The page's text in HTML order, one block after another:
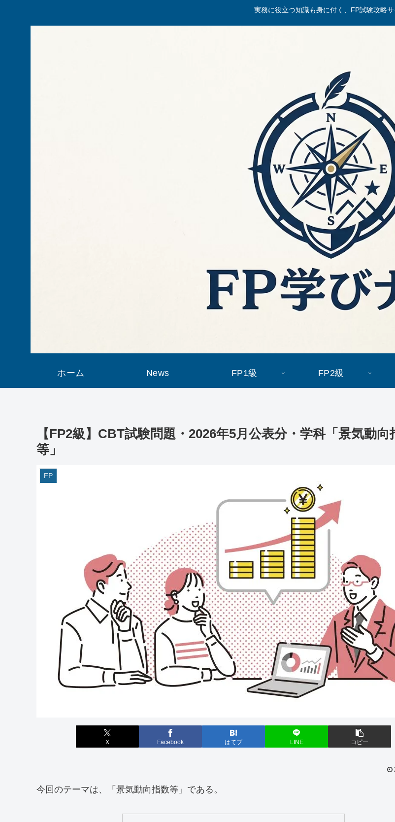
実務に役立つ知識も身に付く、FP試験攻略サ
ホーム News FP1級 FP2級
【FP2級】CBT試験問題・2026年5月公表分・学科「景気動向
等」
FP
X Facebook はてブ LINE コピー
今回のテーマは、「景気動向指数等」である。